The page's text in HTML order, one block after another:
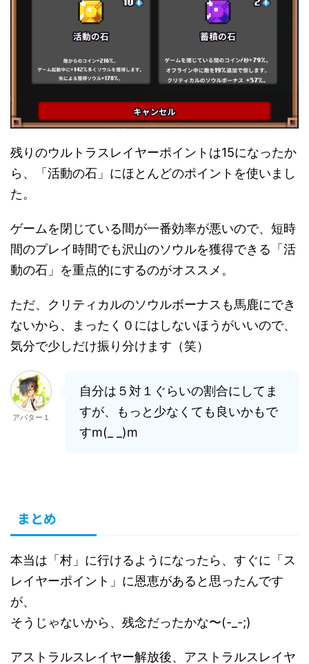
残りのウルトラスレイヤーポイントは15になったか
ら、「活動の石」にほとんどのポイントを使いまし
た。
ゲームを閉じている間が一番効率が悪いので、短時
間のプレイ時間でも沢山のソウルを獲得できる「活
動の石」を重点的にするのがオススメ。
ただ、クリティカルのソウルボーナスも馬鹿にでき
ないから、まったく０にはしないほうがいいので、
気分で少しだけ振り分けます（笑）
アバター１
自分は５対１ぐらいの割合にしてま
すが、もっと少なくても良いかもで
すm(_ _)m
まとめ
本当は「村」に行けるようになったら、すぐに「ス
レイヤーポイント」に恩恵があると思ったんです
が、
そうじゃないから、残念だったかな〜(-_-;)
アストラルスレイヤー解放後、アストラルスレイヤ